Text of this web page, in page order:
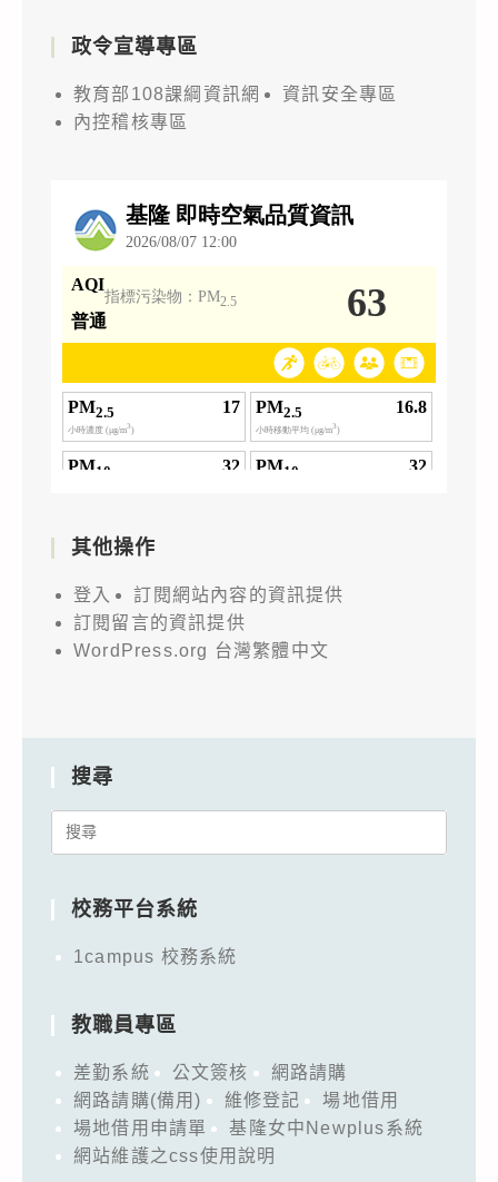
政令宣導專區
教育部108課綱資訊網
資訊安全專區
內控稽核專區
其他操作
登入
訂閱網站內容的資訊提供
訂閱留言的資訊提供
WordPress.org 台灣繁體中文
搜尋
Search
校務平台系統
1campus 校務系統
教職員專區
差勤系統 公文簽核
網路請購
網路請購(備用)
維修登記
場地借用
場地借用申請單
基隆女中Newplus系統
網站維護之css使用說明